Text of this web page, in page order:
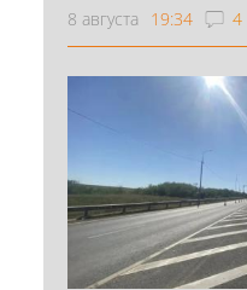
8 августа 19:34 4